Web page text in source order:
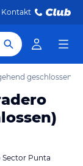
Kontakt
geschlossen)
Sector Punta